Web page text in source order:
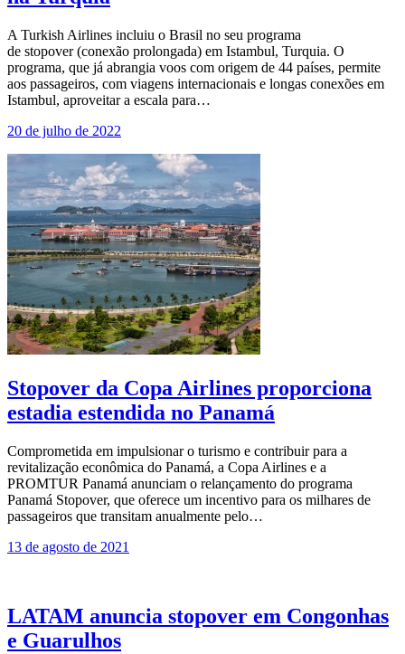
A Turkish Airlines incluiu o Brasil no seu programa
de stopover (conexão prolongada) em Istambul, Turquia. O
programa, que já abrangia voos com origem de 44 países, permite
aos passageiros, com viagens internacionais e longas conexões em
Istambul, aproveitar a escala para…
20 de julho de 2022
Stopover da Copa Airlines proporciona
estadia estendida no Panamá
Comprometida em impulsionar o turismo e contribuir para a
revitalização econômica do Panamá, a Copa Airlines e a
PROMTUR Panamá anunciam o relançamento do programa
Panamá Stopover, que oferece um incentivo para os milhares de
passageiros que transitam anualmente pelo…
13 de agosto de 2021
LATAM anuncia stopover em Congonhas
e Guarulhos